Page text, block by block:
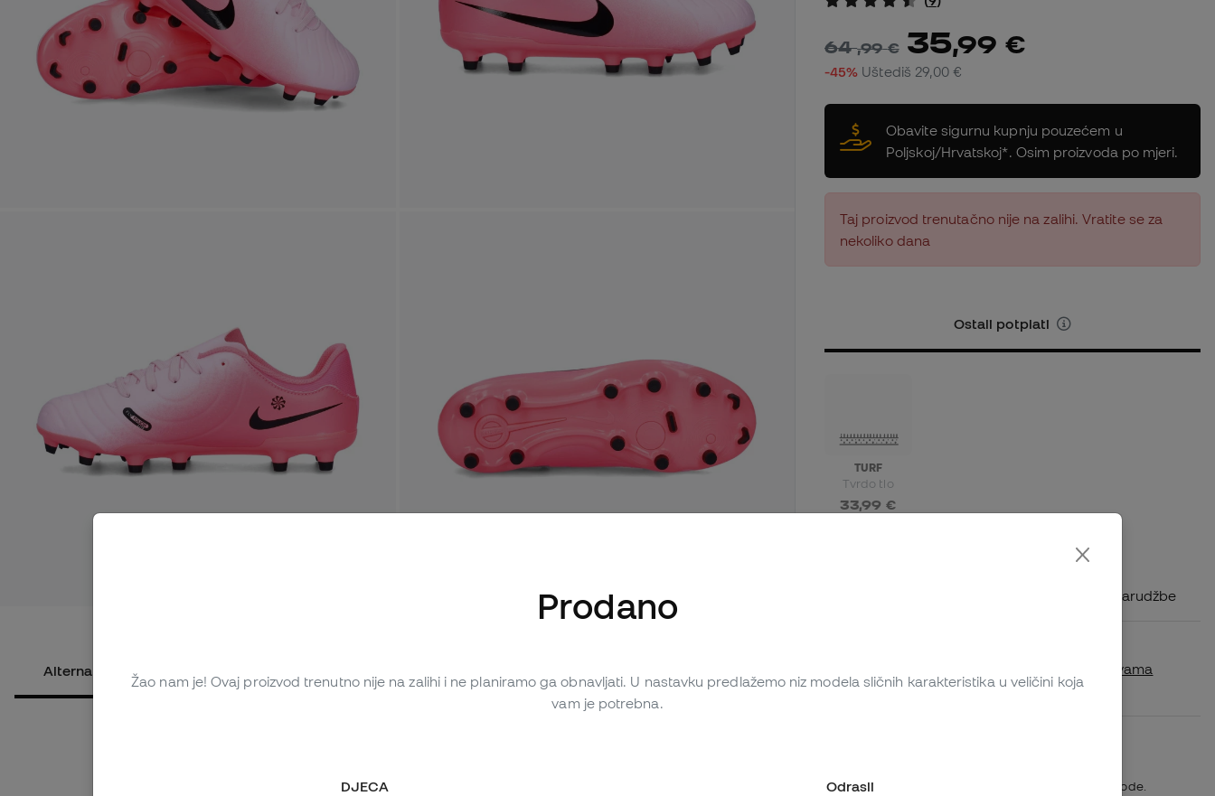
Alternativni proizvodi
64,99 € 35,99 €
-45% Uštediš 29,00 €
Obavite sigurnu kupnju pouzećem u
Poljskoj/Hrvatskoj*. Osim proizvoda po mjeri.
Taj proizvod trenutačno nije na zalihi. Vratite se za
nekoliko dana
Ostali potplati
TURF
Tvrdo tlo
33,99 €
Troškovi dostave ovisno o volumenu narudžbe
Provjeri je li ovaj proizvod dostupan u vama
najbližoj trgovini.
*Ne primjenjuje se na personalizirane proizvode.
Prodano
Žao nam je! Ovaj proizvod trenutno nije na zalihi i ne planiramo ga obnavljati. U nastavku predlažemo niz modela sličnih karakteristika u veličini koja
vam je potrebna.
DJECA Odrasli